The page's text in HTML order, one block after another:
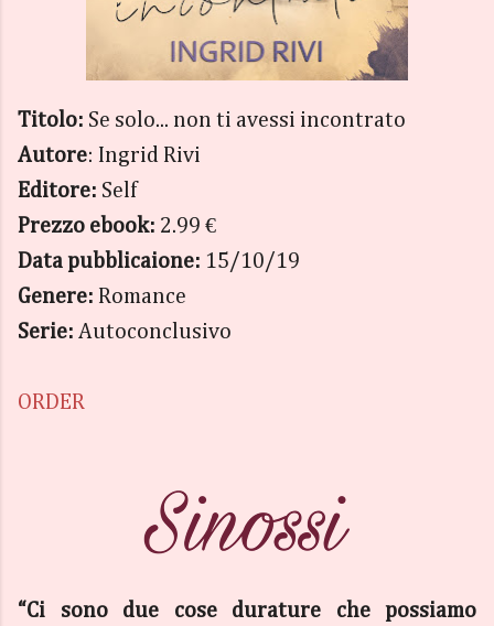
Titolo: Se solo... non ti avessi incontrato
Autore: Ingrid Rivi
Editore: Self
Prezzo ebook: 2.99 €
Data pubblicaione: 15/10/19
Genere: Romance
Serie: Autoconclusivo
ORDER
“Ci sono due cose durature che possiamo